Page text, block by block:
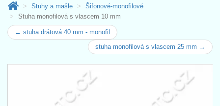
Stuhy a mašle
Šifonové-monofilové
Stuha monofilová s vlascem 10 mm
← stuha drátová 40 mm - monofil
stuha monofilová s vlascem 25 mm →